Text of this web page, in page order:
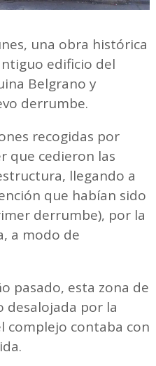
una obra histórica
edificio del
Belgrano y
derrumbe.
recogidas por
que cedieron las
llegando a
que habían sido
derrumbe), por la
a modo de
pasado, esta zona de
desalojada por la
complejo contaba con